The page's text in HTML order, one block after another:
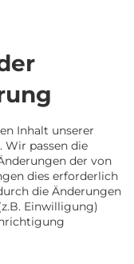
Inhalt unserer
passen die
der von
dies erforderlich
die Änderungen
Einwilligung)